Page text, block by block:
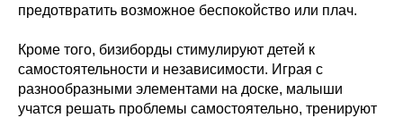
предотвратить возможное беспокойство или плач.
Кроме того, бизиборды стимулируют детей к
самостоятельности и независимости. Играя с
разнообразными элементами на доске, малыши
учатся решать проблемы самостоятельно, тренируют